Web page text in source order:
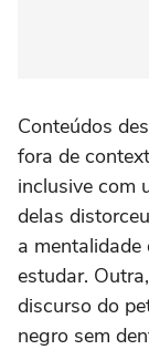
Conteúdos
fora de
inclusive com
delas
a mentalidade
estudar.
discurso do
negro sem